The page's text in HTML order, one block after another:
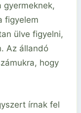
gyermeknek,
figyelem
ülve figyelni,
Az állandó
hogy
írnak fel